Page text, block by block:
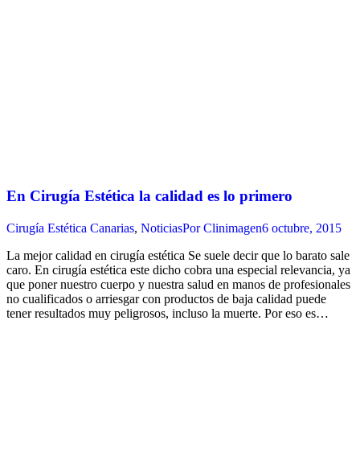
En Cirugía Estética la calidad es lo primero
Cirugía Estética Canarias, NoticiasPorClinimagen6 octubre, 2015
La mejor calidad en cirugía estética Se suele decir que lo barato sale
caro. En cirugía estética este dicho cobra una especial relevancia, ya
que poner nuestro cuerpo y nuestra salud en manos de profesionales
no cualificados o arriesgar con productos de baja calidad puede
tener resultados muy peligrosos, incluso la muerte. Por eso es…